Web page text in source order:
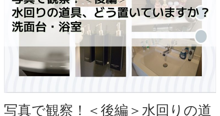
写真で観察！＜後編＞水回りの道